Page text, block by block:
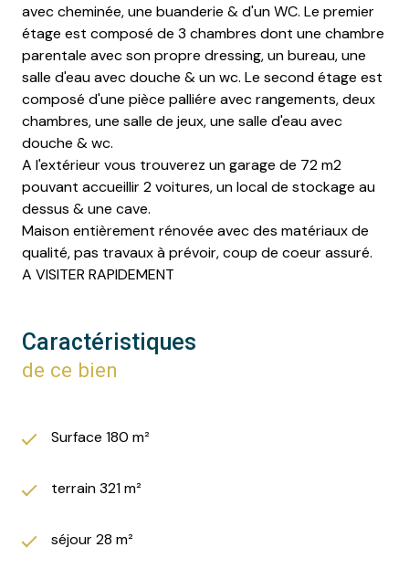
avec cheminée, une buanderie & d'un WC. Le premier
étage est composé de 3 chambres dont une chambre
parentale avec son propre dressing, un bureau, une
salle d'eau avec douche & un wc. Le second étage est
composé d'une pièce palliére avec rangements, deux
chambres, une salle de jeux, une salle d'eau avec
douche & wc.
A l'extérieur vous trouverez un garage de 72 m2
pouvant accueillir 2 voitures, un local de stockage au
dessus & une cave.
Maison entièrement rénovée avec des matériaux de
qualité, pas travaux à prévoir, coup de coeur assuré.
A VISITER RAPIDEMENT
Caractéristiques
de ce bien
Surface 180 m²
terrain 321 m²
séjour 28 m²